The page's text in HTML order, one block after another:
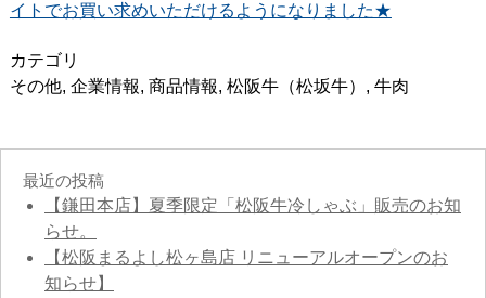
イトでお買い求めいただけるようになりました★
カテゴリ
その他, 企業情報, 商品情報, 松阪牛（松坂牛） , 牛肉
最近の投稿
【鎌田本店】夏季限定「松阪牛冷しゃぶ」販売のお知
らせ。
【松阪まるよし松ヶ島店 リニューアルオープンのお
知らせ】